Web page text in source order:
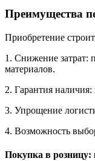
Преимущества
Приобретение
1. Снижение затрат:
материалов.
2. Гарантия
3. Упрощение
4. Возможность
Покупка в розницу: